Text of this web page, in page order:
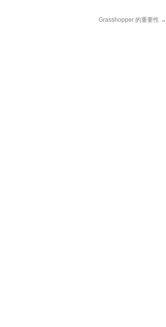
Grasshopper 的重要性 →